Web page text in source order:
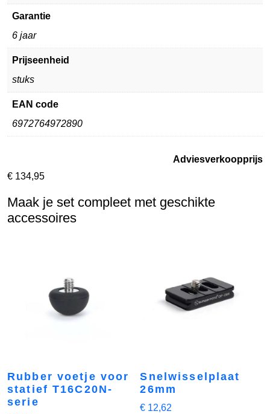
Garantie
6 jaar
Prijseenheid
stuks
EAN code
6972764972890
Adviesverkoopprijs
€ 134,95
Maak je set compleet met geschikte
accessoires
Rubber voetje voor
statief T16C20N-
serie
Snelwisselplaat
26mm
€ 12,62